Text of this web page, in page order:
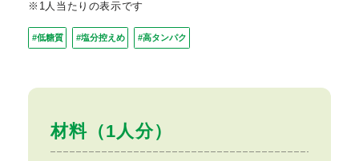
材料（1人分）
※1人当たりの表示です
#低糖質 #塩分控えめ #高タンパク